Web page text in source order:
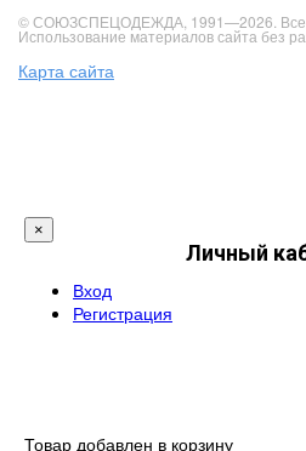
© СОЮЗСПЕЦОДЕЖДА, 1991—2026. Все
Использование материалов сайта без
Карта сайта
×
Личный
Вход
Регистрация
Товар добавлен в корзину